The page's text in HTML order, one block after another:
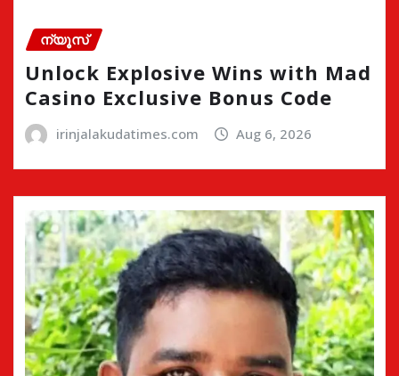
ന്യൂസ്
Unlock Explosive Wins with Mad
Casino Exclusive Bonus Code
irinjalakudatimes.com Aug 6, 2026